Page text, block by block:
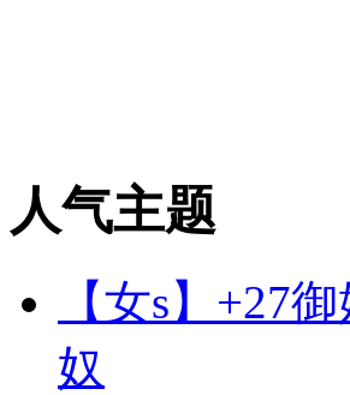
人气主题
【女s】+27
奴